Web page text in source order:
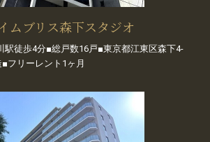
ムブリス森下スタジオ
駅徒歩4分■総戸数16戸■東京都江東区森下4-
フリーレント1ヶ月